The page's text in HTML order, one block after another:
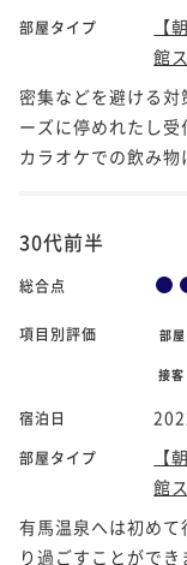
部屋タイプ
【
館
密集などを避ける
ーズに停めれたし受
カラオケでの飲み物
30代前半
総合点
項目別評価 部屋
接
宿泊日
部屋タイプ
【
館
有馬温泉へは初めて
り過ごすことがで